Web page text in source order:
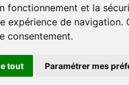
fonctionnement et la
expérience de navigation.
consentement.
tout Paramétrer mes